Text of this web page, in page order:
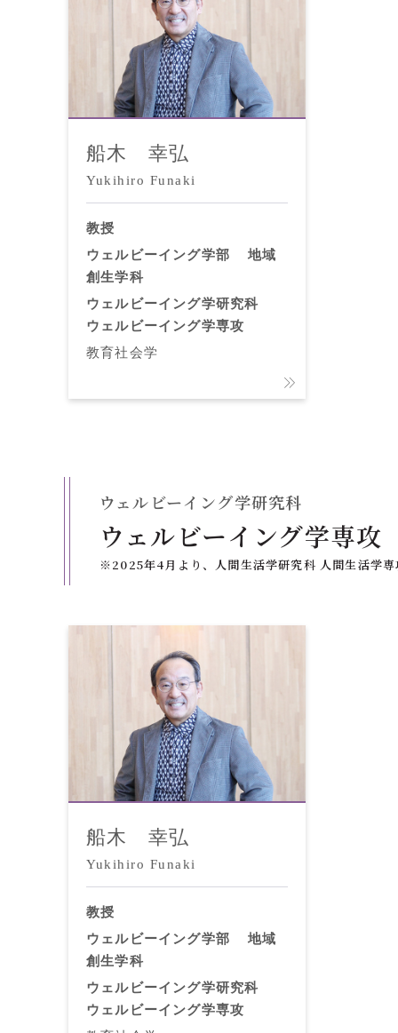
船木 幸弘
Yukihiro Funaki
教授
ウェルビーイング学部
地域
創生学科
ウェルビーイング学研究科
ウェルビーイング学専攻
教育社会学
ウェルビーイング学研究科
ウェルビーイング学専攻
※2025年4月より、人間生活学研究科 人間生活学専
船木 幸弘
Yukihiro Funaki
教授
ウェルビーイング学部
地域
創生学科
ウェルビーイング学研究科
ウェルビーイング学専攻